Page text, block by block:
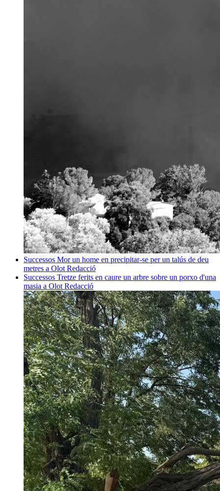
Successos Mor un home en precipitar-se per un talús de deu
metres a Olot Redacció
Successos Tretze ferits en caure un arbre sobre un porxo d'una
masia a Olot Redacció